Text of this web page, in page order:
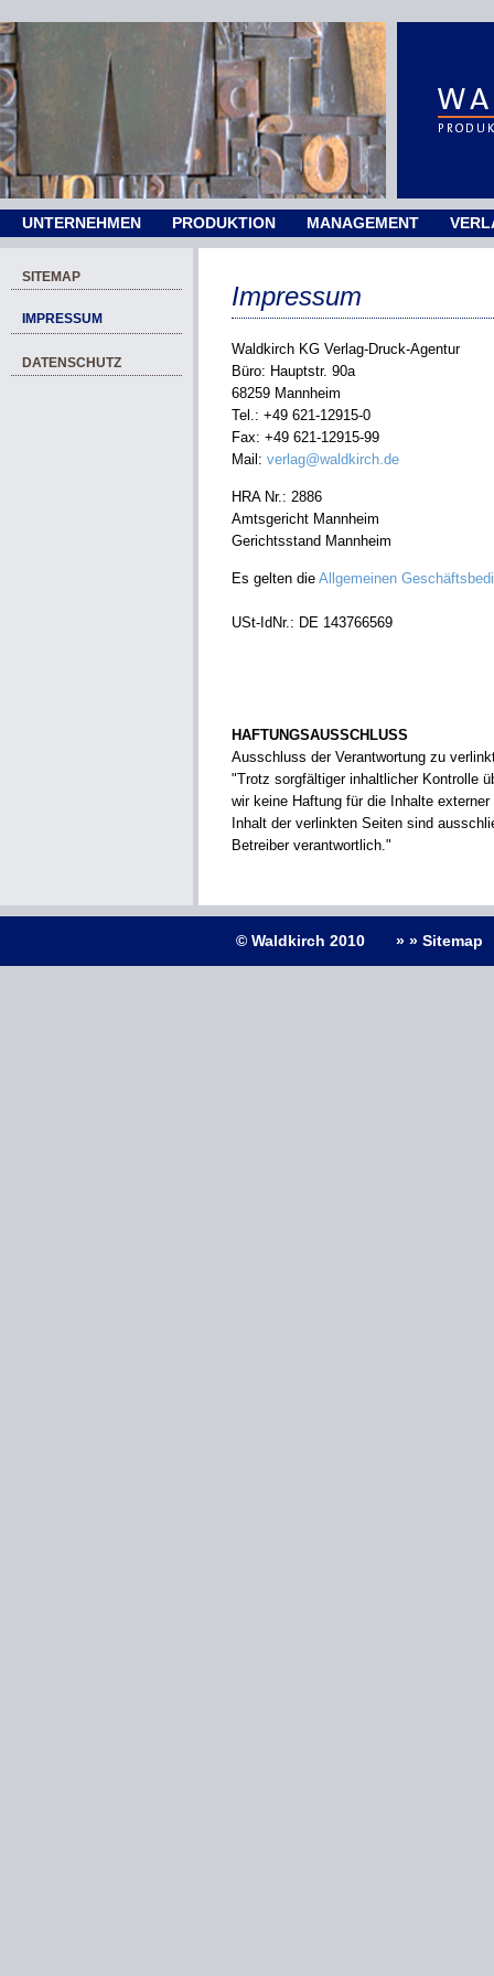
UNTERNEHMEN PRODUKTION MANAGEMENT
SITEMAP
IMPRESSUM
DATENSCHUTZ
Impressum
Waldkirch KG Verlag-Druck-Agentur
Büro: Hauptstr. 90a
68259 Mannheim
Tel.: +49 621-12915-0
Fax: +49 621-12915-99
Mail: verlag@waldkirch.de
HRA Nr.: 2886
Amtsgericht Mannheim
Gerichtsstand Mannheim
Es gelten die Allgemeinen
USt-IdNr.: DE 143766569
HAFTUNGSAUSSCHLUSS
Ausschluss der Verantwortung zu
"Trotz sorgfältiger inhaltlicher Kontrolle
wir keine Haftung für die Inhalte
Inhalt der verlinkten Seiten sind
Betreiber verantwortlich."
© Waldkirch 2010 » » Sitemap